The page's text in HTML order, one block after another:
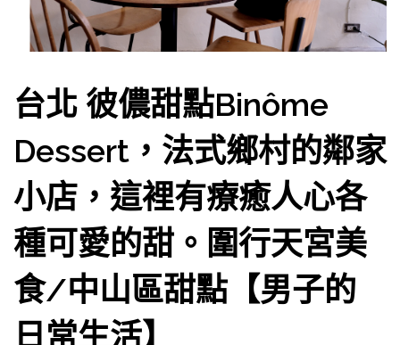
台北 彼儂甜點Binôme
Dessert，法式鄉村的鄰家
小店，這裡有療癒人心各
種可愛的甜。圍行天宮美
食/中山區甜點【男子的
日常生活】